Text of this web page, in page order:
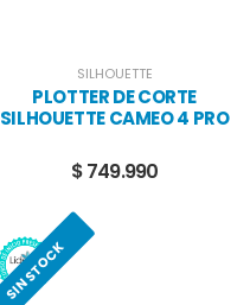
SILHOUETTE
PLOTTER DE CORTE
SILHOUETTE CAMEO 4 PRO
$ 749.990
SIN STOCK